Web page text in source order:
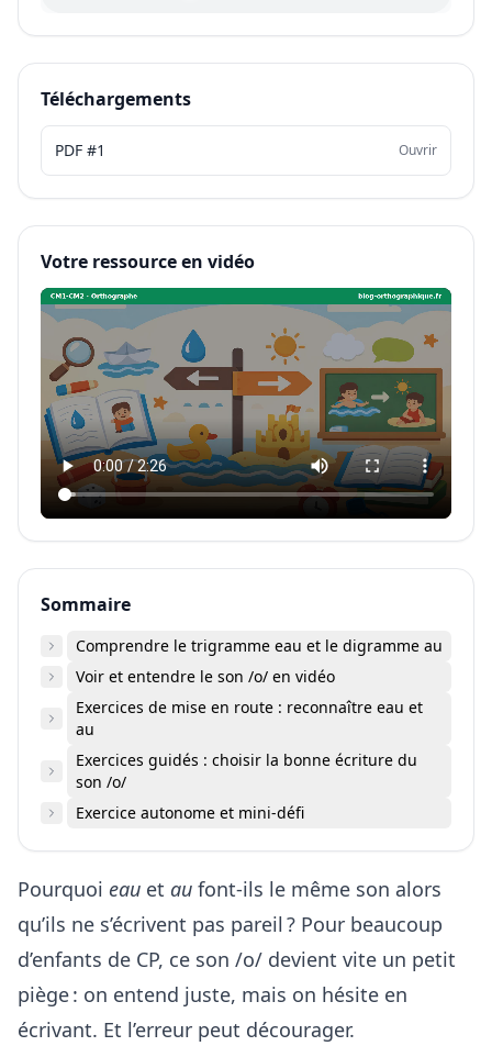
Téléchargements
PDF #1 Ouvrir
Votre ressource en vidéo
Sommaire
Comprendre le trigramme eau et le digramme au
Voir et entendre le son /o/ en vidéo
Exercices de mise en route : reconnaître eau et
au
Exercices guidés : choisir la bonne écriture du
son /o/
Exercice autonome et mini-défi
Pourquoi eau et au font-ils le même son alors
qu’ils ne s’écrivent pas pareil ? Pour beaucoup
d’enfants de CP, ce son /o/ devient vite un petit
piège : on entend juste, mais on hésite en
écrivant. Et l’erreur peut décourager.